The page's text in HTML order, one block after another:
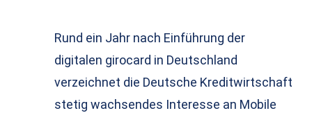
Rund ein Jahr nach Einführung der
digitalen girocard in Deutschland
verzeichnet die Deutsche Kreditwirtschaft
stetig wachsendes Interesse an Mobile